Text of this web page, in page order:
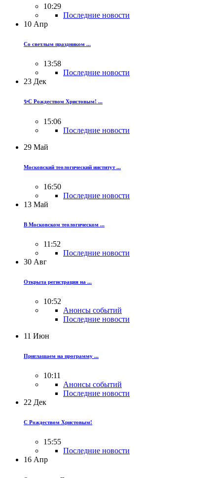
10:29
Последние новости
10 Апр
Со светлым праздником ...
13:58
Последние новости
23 Дек
✨С Рождеством Христовым! ...
15:06
Последние новости
29 Май
Московский теологический институт ...
16:50
Последние новости
13 Май
В Московском теологическом ...
11:52
Последние новости
30 Авг
Открыта регистрация на ...
10:52
Анонсы событий
Последние новости
11 Июн
Приглашаем на программу ...
10:11
Анонсы событий
Последние новости
22 Дек
С Рождеством Христовым!
15:55
Последние новости
16 Апр